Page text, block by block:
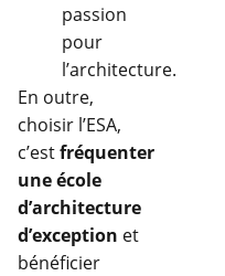
passion
pour
l’architecture.
En outre,
choisir l’ESA,
c’estfréquenter
une école
d’architecture
d’exception et
bénéficier